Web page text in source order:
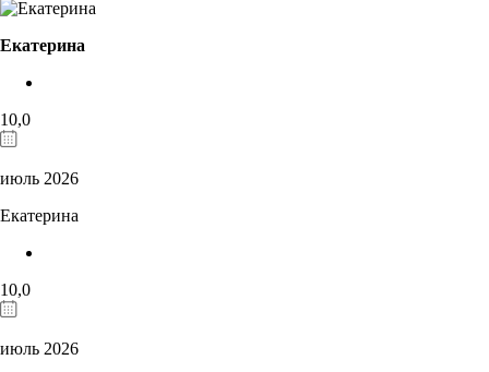
Екатерина
10,0
июль 2026
Екатерина
10,0
июль 2026